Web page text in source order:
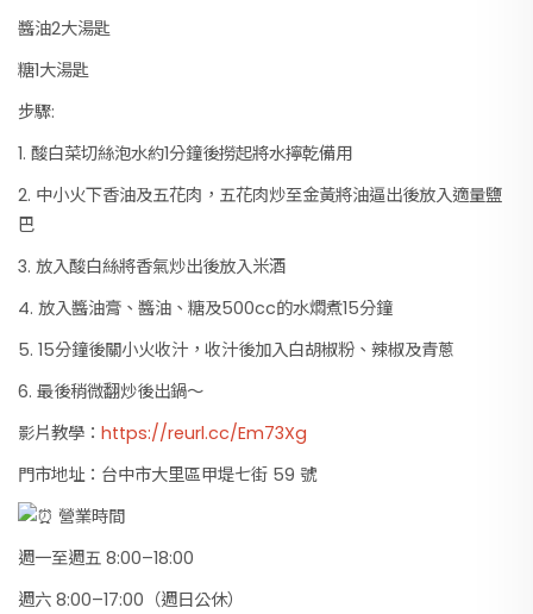
醬油2大湯匙
糖1大湯匙
步驟:
1. 酸白菜切絲泡水約1分鐘後撈起將水擰乾備用
2. 中小火下香油及五花肉，五花肉炒至金黃將油逼出後放入適量鹽
巴
3. 放入酸白絲將香氣炒出後放入米酒
4. 放入醬油膏、醬油、糖及500cc的水燜煮15分鐘
5. 15分鐘後關小火收汁，收汁後加入白胡椒粉、辣椒及青蔥
6. 最後稍微翻炒後出鍋～
影片教學： https://reurl.cc/Em73Xg
門市地址：台中市大里區甲堤七街 59 號
營業時間
週一至週五 8:00–18:00
週六 8:00–17:00（週日公休）